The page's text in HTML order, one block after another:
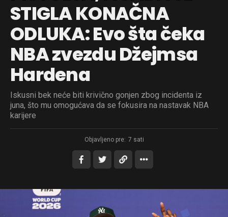
STIGLA KONAČNA
ODLUKA: Evo šta čeka
NBA zvezdu Džejmsa
Hardena
Iskusni bek neće biti krivično gonjen zbog incidenta iz
juna, što mu omogućava da se fokusira na nastavak NBA
karijere
Objavljeno pre: 7 sati